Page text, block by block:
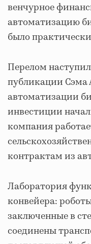
венчурное
автоматизацию
было
Перелом
публикации Сэма
автоматизации
инвестиции
компания
контрактам из
Лаборатория
конвейера:
заключенные в
соединены